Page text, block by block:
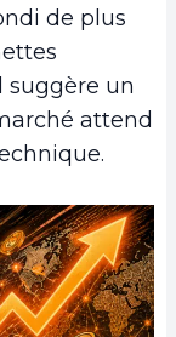
de plus
suggère un
attend